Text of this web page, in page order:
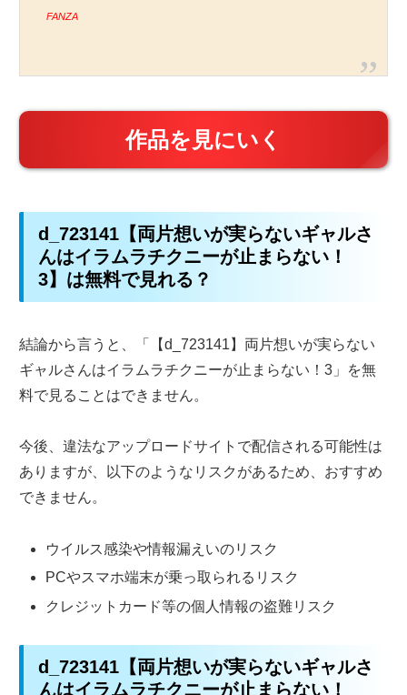
FANZA
作品を見にいく
d_723141【両片想いが実らないギャルさ
んはイラムラチクニーが止まらない！
3】は無料で見れる？
結論から言うと、「【d_723141】両片想いが実らない
ギャルさんはイラムラチクニーが止まらない！3」を無
料で見ることはできません。
今後、違法なアップロードサイトで配信される可能性は
ありますが、以下のようなリスクがあるため、おすすめ
できません。
ウイルス感染や情報漏えいのリスク
PCやスマホ端末が乗っ取られるリスク
クレジットカード等の個人情報の盗難リスク
d_723141【両片想いが実らないギャルさ
んはイラムラチクニーが止まらない！